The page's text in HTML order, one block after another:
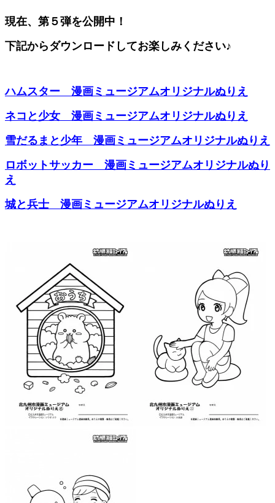
現在、第５弾を公開中！
下記からダウンロードしてお楽しみください♪
ハムスター 漫画ミュージアムオリジナルぬりえ
ネコと少女 漫画ミュージアムオリジナルぬりえ
雪だるまと少年 漫画ミュージアムオリジナルぬりえ
ロボットサッカー 漫画ミュージアムオリジナルぬり
え
城と兵士 漫画ミュージアムオリジナルぬりえ